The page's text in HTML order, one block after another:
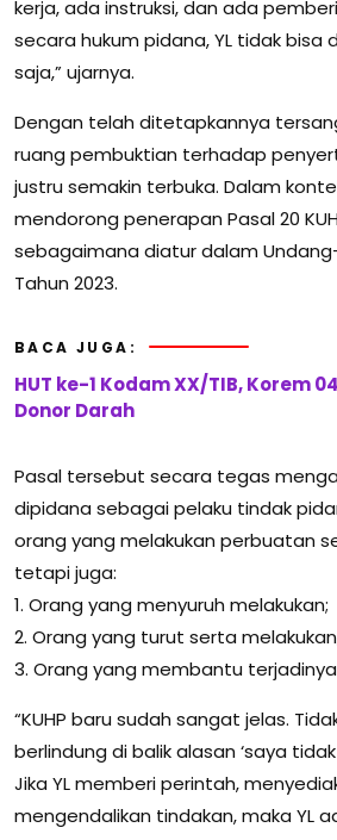
kerja, ada instruksi, dan ada
secara hukum pidana, YL tidak bisa
saja,” ujarnya.
Dengan telah ditetapkannya
ruang pembuktian terhadap
justru semakin terbuka. Dalam
mendorong penerapan Pasal 20
sebagaimana diatur dalam
Tahun 2023.
BACA JUGA:
HUT ke-1 Kodam XX/TIB, Korem
Donor Darah
Pasal tersebut secara tegas
dipidana sebagai pelaku tindak
orang yang melakukan perbuatan
tetapi juga:
1. Orang yang menyuruh melakukan;
2. Orang yang turut serta
3. Orang yang membantu
“KUHP baru sudah sangat jelas.
berlindung di balik alasan ‘saya
Jika YL memberi perintah,
mengendalikan tindakan, maka YL